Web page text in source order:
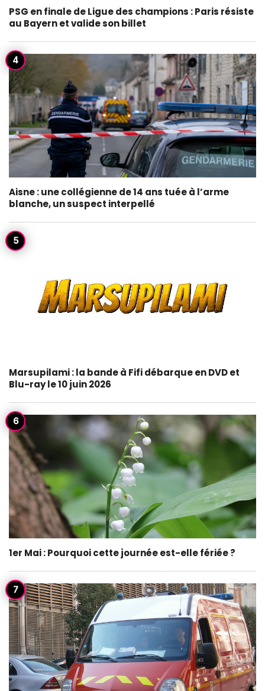
PSG en finale de Ligue des champions : Paris résiste
au Bayern et valide son billet
Aisne : une collégienne de 14 ans tuée à l’arme
blanche, un suspect interpellé
Marsupilami : la bande à Fifi débarque en DVD et
Blu-ray le 10 juin 2026
1er Mai : Pourquoi cette journée est-elle fériée ?